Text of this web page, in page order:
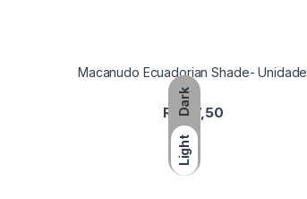
Dark
Light
Macanudo Ecuadorian Shade- Unidade
R$127,50